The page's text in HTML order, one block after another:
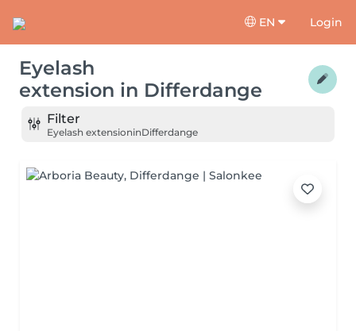
EN Login
Eyelash
extension in Differdange
Filter
Eyelash extensioninDifferdange